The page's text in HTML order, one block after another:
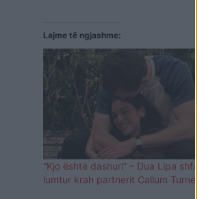
Lajme të ngjashme:
“Kjo është dashuri” – Dua Lipa shfaqet e
lumtur krah partnerit Callum Turner